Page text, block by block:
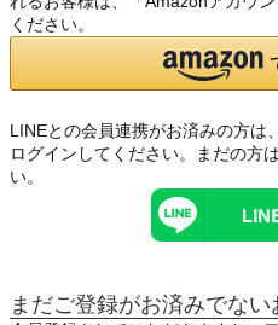
ください。
LINEとの会員連携がお済みの方は
ログインしてください。まだの方は
い。
まだご登録がお済みでない